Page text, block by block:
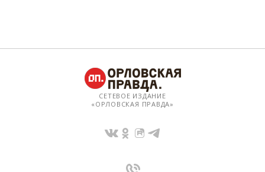
СЕТЕВОЕ ИЗДАНИЕ
«ОРЛОВСКАЯ ПРАВДА»